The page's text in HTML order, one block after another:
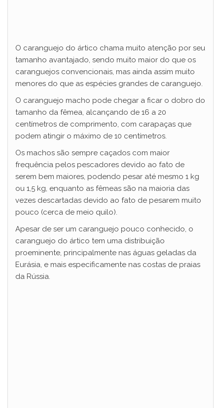
O caranguejo do ártico chama muito atenção por seu
tamanho avantajado, sendo muito maior do que os
caranguejos convencionais, mas ainda assim muito
menores do que as espécies grandes de caranguejo.
O caranguejo macho pode chegar a ficar o dobro do
tamanho da fêmea, alcançando de 16 a 20
centímetros de comprimento, com carapaças que
podem atingir o máximo de 10 centímetros.
Os machos são sempre caçados com maior
frequência pelos pescadores devido ao fato de
serem bem maiores, podendo pesar até mesmo 1 kg
ou 1,5 kg, enquanto as fêmeas são na maioria das
vezes descartadas devido ao fato de pesarem muito
pouco (cerca de meio quilo).
Apesar de ser um caranguejo pouco conhecido, o
caranguejo do ártico tem uma distribuição
proeminente, principalmente nas águas geladas da
Eurásia, e mais especificamente nas costas de praias
da Rússia.